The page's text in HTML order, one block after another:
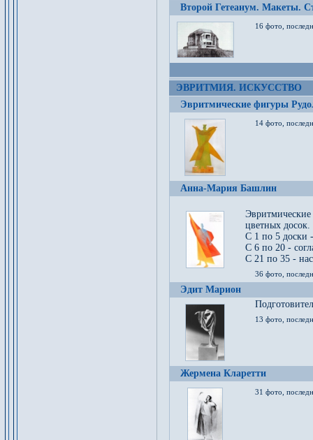
Второй Гетеанум. Макеты.
16 фото,
ЭВРИТМИЯ. ИСКУССТВО
Эвритмические фигуры
14 фото,
Анна-Мария Башлин
цветных досок.
С 1 по 5 доски
С 6 по 20 -
С 21 по 35 -
36 фото,
Эдит Марион
13 фото,
Жермена Кларетти
31 фото,